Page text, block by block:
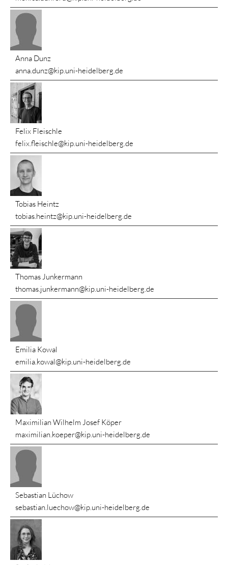
Anna Dunz
anna.dunz@kip.uni-heidelberg.de
Felix Fleischle
felix.fleischle@kip.uni-heidelberg.de
Tobias Heintz
tobias.heintz@kip.uni-heidelberg.de
Thomas Junkermann
thomas.junkermann@kip.uni-heidelberg.de
Emilia Kowal
emilia.kowal@kip.uni-heidelberg.de
Maximilian Wilhelm Josef Köper
maximilian.koeper@kip.uni-heidelberg.de
Sebastian Lüchow
sebastian.luechow@kip.uni-heidelberg.de